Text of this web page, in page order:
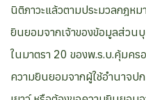
นิติภาวะแล้วตามประมวลกฎห
ยินยอมจากเจ้าของข้อมูลส่วน
ในมาตรา 20 ของพ.ร.บ.คุ้มค
ความยินยอมจากผู้ใช้อำนาจป